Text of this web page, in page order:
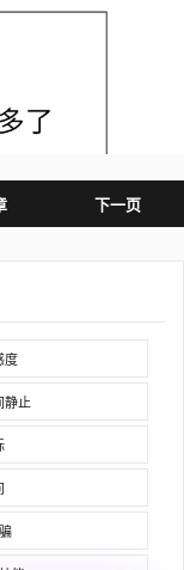
下一页
度
静止